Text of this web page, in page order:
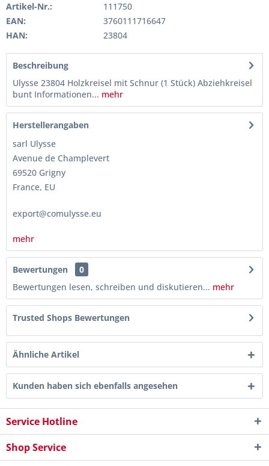
Artikel-Nr.:
111750
EAN:
3760111716647
HAN:
23804
Beschreibung
Ulysse 23804 Holzkreisel mit Schnur (1 Stück) Abziehkreisel
bunt Informationen... mehr
Herstellerangaben
sarl Ulysse
Avenue de Champlevert
69520 Grigny
France, EU
export@comulysse.eu
mehr
Bewertungen
0
Bewertungen lesen, schreiben und diskutieren... mehr
Trusted Shops Bewertungen
Ähnliche Artikel
Kunden haben sich ebenfalls angesehen
Service Hotline
Shop Service